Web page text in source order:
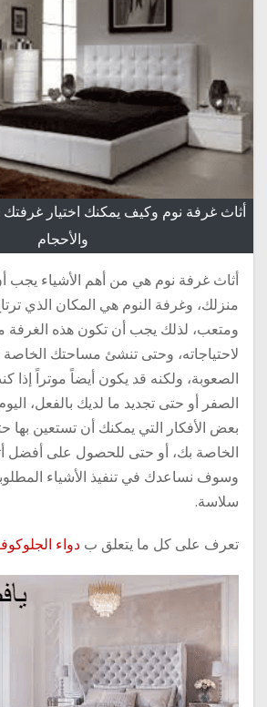
أثاث غرفة نوم وكيف يمكنك اختيار
والأحجام
أثاث غرفة نوم هي من أهم الأشياء يجب
منزلك، وغرفة النوم هي المكان الذي
ومتعب، لذلك يجب أن تكون هذه الغرفة
لاحتياجاته، وحتى تنشئ مساحتك الخاصة
الصعوبة، ولكنه قد يكون أيضاً موتراً
الصفر أو حتى تجديد ما لديك بالفعل،
بعض الأفكار التي يمكنك أن تستعين بها
الخاصة بك، أو حتى للحصول على أفضل
وسوف نساعدك في تنفيذ الأشياء
سلاسة.
تعرف على كل ما يتعلق ب دواء